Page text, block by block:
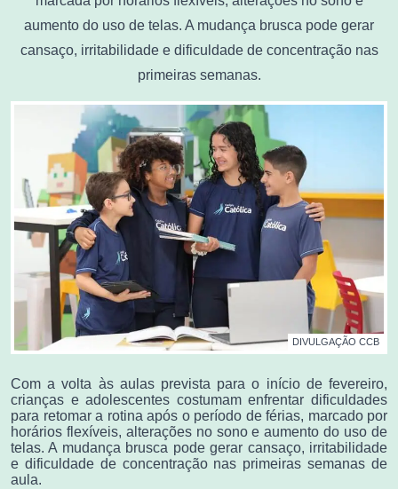
aumento do uso de telas. A mudança brusca pode gerar
cansaço, irritabilidade e dificuldade de concentração nas
primeiras semanas.
DIVULGAÇÃO CCB
Com a volta às aulas prevista para o início de fevereiro,
crianças e adolescentes costumam enfrentar dificuldades
para retomar a rotina após o período de férias, marcado por
horários flexíveis, alterações no sono e aumento do uso de
telas. A mudança brusca pode gerar cansaço, irritabilidade
e dificuldade de concentração nas primeiras semanas de
aula.